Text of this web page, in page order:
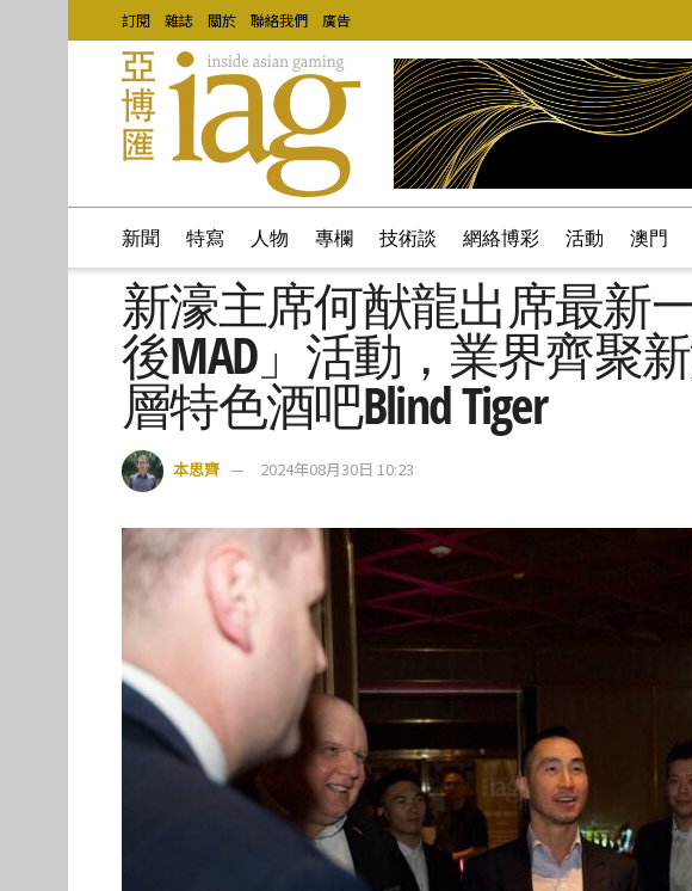
訂閱 雜誌 關於 聯絡我們 廣告
新聞 特寫 人物 專欄 技術談 網絡博彩 活動 澳門
新濠主席何猷龍出席最新
後MAD」活動，業界齊聚
層特色酒吧Blind Tiger
本思齊 2024年08月30日 10:23